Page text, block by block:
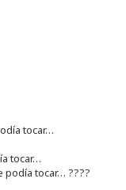
tocar…
podía tocar… ????